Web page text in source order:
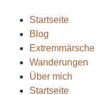
Startseite
Blog
Extremmärsche
Wanderungen
Über mich
Startseite